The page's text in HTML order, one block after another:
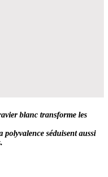
blanc transforme les
polyvalence séduisent aussi